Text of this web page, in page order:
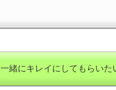
緒にキレイにしてもらいた